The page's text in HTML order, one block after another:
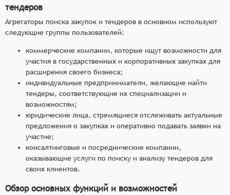
тендеров
Агрегаторы поиска закупок и тендеров в основном используют
следующие группы пользователей:
коммерческие компании, которые ищут возможности для
участия в государственных и корпоративных закупках для
расширения своего бизнеса;
индивидуальные предприниматели, желающие найти
тендеры, соответствующие их специализации и
возможностям;
юридические лица, стремящиеся отслеживать актуальные
предложения о закупках и оперативно подавать заявки на
участие;
консалтинговые и посреднические компании,
оказывающие услуги по поиску и анализу тендеров для
своих клиентов.
Обзор основных функций и возможностей